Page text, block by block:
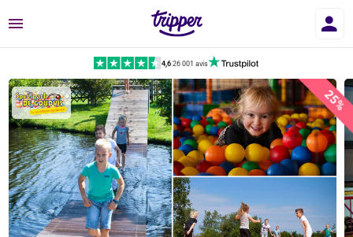
Menu
4,6|26 001 avis
25%